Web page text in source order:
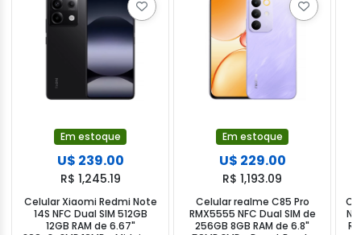
Em estoque
U$ 239.00
R$ 1,245.19
Celular Xiaomi Redmi Note
14S NFC Dual SIM 512GB
12GB RAM de 6.67"
Em estoque
U$ 229.00
R$ 1,193.09
Celular realme C85 Pro
RMX5555 NFC Dual SIM de
256GB 8GB RAM de 6.8"